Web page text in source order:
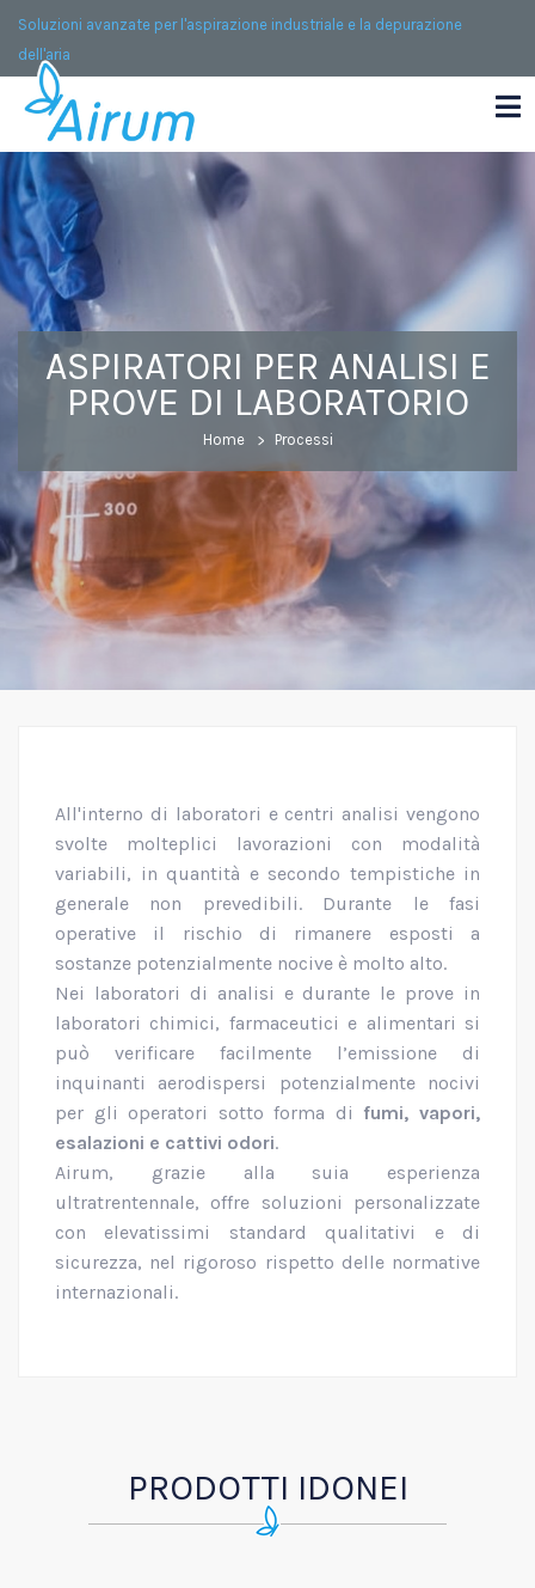
Soluzioni avanzate per l'aspirazione industriale e la depurazione
dell'aria
ASPIRATORI PER ANALISI E
PROVE DI LABORATORIO
Home Processi
All'interno di laboratori e centri analisi vengono
svolte molteplici lavorazioni con modalità
variabili, in quantità e secondo tempistiche in
generale non prevedibili. Durante le fasi
operative il rischio di rimanere esposti a
sostanze potenzialmente nocive è molto alto.
Nei laboratori di analisi e durante le prove in
laboratori chimici, farmaceutici e alimentari si
può verificare facilmente l’emissione di
inquinanti aerodispersi potenzialmente nocivi
per gli operatori sotto forma di fumi, vapori,
esalazioni e cattivi odori.
Airum, grazie alla suia esperienza
ultratrentennale, offre soluzioni personalizzate
con elevatissimi standard qualitativi e di
sicurezza, nel rigoroso rispetto delle normative
internazionali.
PRODOTTI IDONEI